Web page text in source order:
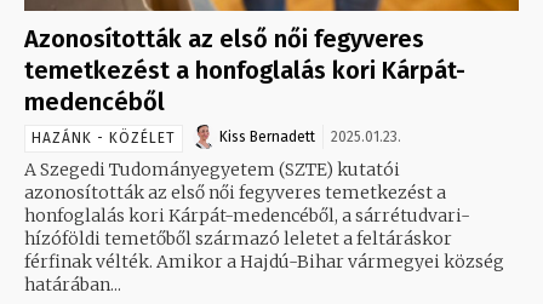
Azonosították az első női fegyveres
temetkezést a honfoglalás kori Kárpát-
medencéből
HAZÁNK - KÖZÉLET Kiss Bernadett 2025.01.23.
A Szegedi Tudományegyetem (SZTE) kutatói
azonosították az első női fegyveres temetkezést a
honfoglalás kori Kárpát-medencéből, a sárrétudvari-
hízóföldi temetőből származó leletet a feltáráskor
férfinak vélték. Amikor a Hajdú-Bihar vármegyei község
határában...